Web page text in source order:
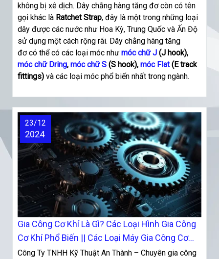
không bị xê dịch. Dây chằng hàng tăng đơ còn có tên
gọi khác là Ratchet Strap, đây là một trong những loại
dây được các nước như Hoa Kỳ, Trung Quốc và Ấn Độ
sử dụng một cách rộng rãi. Dây chằng hàng tăng
đơ có thể có các loại móc như móc chữ J (J hook),
móc chữ Dring, móc chữ S (S hook), móc Flat(E track
fittings) và các loại móc phổ biến nhất trong ngành.
Gia Công Cơ Khí Là Gì? Các Loại Hình Gia Công
Cơ Khí Phổ Biến || Các Loại Máy Gia Công Cơ
Khí Hiện Đại
23/12
2024
Công Ty TNHH Kỹ Thuật An Thành – Chuyên gia công